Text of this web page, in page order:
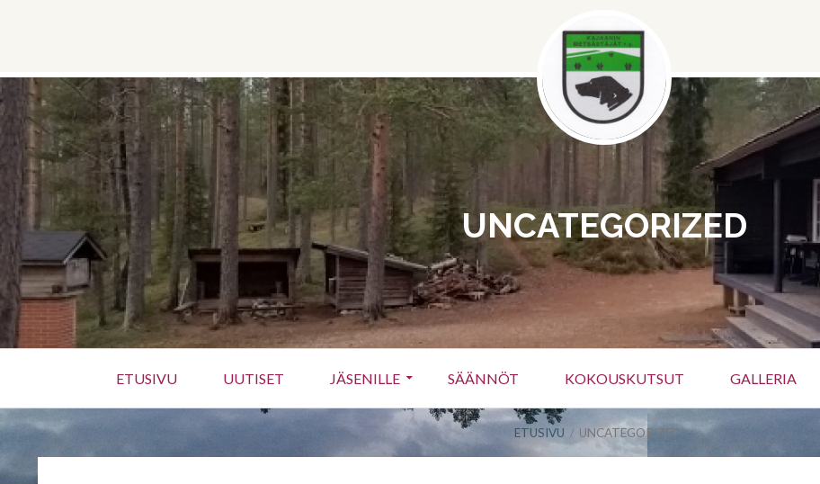
UNCATEGORIZED
Ensisijainen
valikko
ETUSIVU UUTISET JÄSENILLE SÄÄNNÖT KOKOUSKUTSUT GALLERIA
MURUPOLKU ETUSIVU UNCATEGORIZED